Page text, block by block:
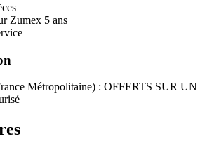
Zumex 5 ans
Métropolitaine) : OFFERTS SUR